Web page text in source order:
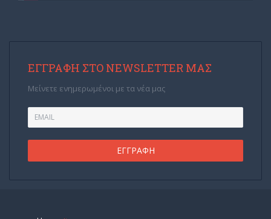
ΕΓΓΡΑΦΉ ΣΤΟ NEWSLETTER ΜΑΣ
Μείνετε ενημερωμένοι με τα νέα μας